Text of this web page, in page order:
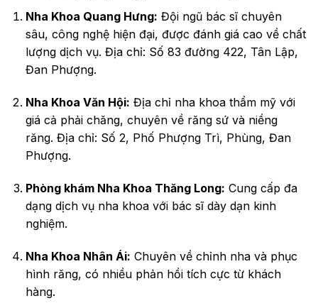
Nha Khoa Quang Hưng: Đội ngũ bác sĩ chuyên
sâu, công nghệ hiện đại, được đánh giá cao về chất
lượng dịch vụ. Địa chỉ: Số 83 đường 422, Tân Lập,
Đan Phượng.
Nha Khoa Văn Hội: Địa chỉ nha khoa thẩm mỹ với
giá cả phải chăng, chuyên về răng sứ và niềng
răng. Địa chỉ: Số 2, Phố Phượng Trì, Phùng, Đan
Phượng.
Phòng khám Nha Khoa Thăng Long: Cung cấp đa
dạng dịch vụ nha khoa với bác sĩ dày dạn kinh
nghiệm.
Nha Khoa Nhân Ái: Chuyên về chỉnh nha và phục
hình răng, có nhiều phản hồi tích cực từ khách
hàng.